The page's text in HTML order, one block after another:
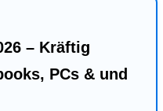
– Kräftig
PCs & und